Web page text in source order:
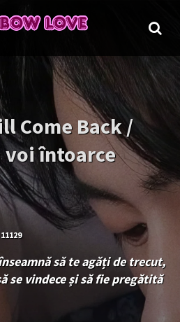
GL (Girls' Love)
FILME
BL Coreea de Sud
Come Back /
voi întoarce
11129
să te agăți de trecut,
se vindece și să fie pregătită